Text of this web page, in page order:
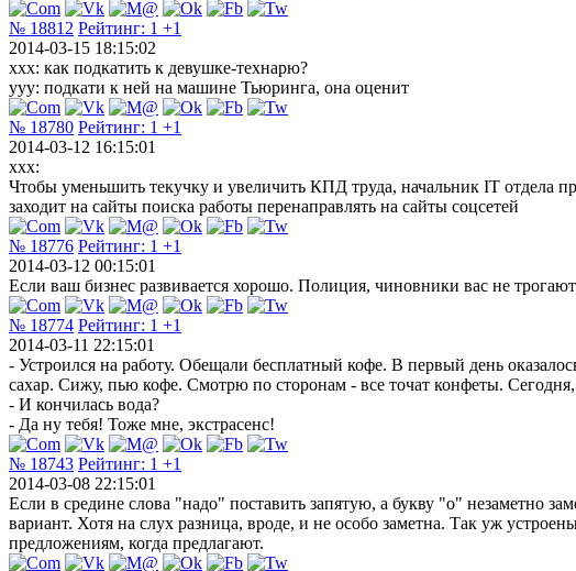
№ 18812 Рейтинг: 1 +1
2014-03-15 18:15:02
xxx: как подкатить к девушке-технарю?
yyy: подкати к ней на машине Тьюринга, она оценит
№ 18780 Рейтинг: 1 +1
2014-03-12 16:15:01
xxx:
Чтобы уменьшить текучку и увеличить КПД труда, начальник IT отдела
заходит на сайты поиска работы перенаправлять на сайты соцсетей
№ 18776 Рейтинг: 1 +1
2014-03-12 00:15:01
Если ваш бизнес развивается хорошо. Полиция, чиновники вас не
№ 18774 Рейтинг: 1 +1
2014-03-11 22:15:01
- Устроился на работу. Обещали бесплатный кофе. В первый день
сахар. Сижу, пью кофе. Смотрю по сторонам - все точат конфеты. Сегодня,
- И кончилась вода?
- Да ну тебя! Тоже мне, экстрасенс!
№ 18743 Рейтинг: 1 +1
2014-03-08 22:15:01
Если в средине слова "надо" поставить запятую, а букву "о" незаметно
вариант. Хотя на слух разница, вроде, и не особо заметна. Так уж
предложениям, когда предлагают.